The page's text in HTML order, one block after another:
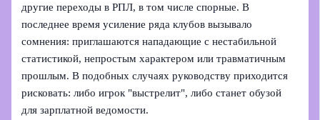
другие переходы в РПЛ, в том числе спорные. В
последнее время усиление ряда клубов вызывало
сомнения: приглашаются нападающие с нестабильной
статистикой, непростым характером или травматичным
прошлым. В подобных случаях руководству приходится
рисковать: либо игрок "выстрелит", либо станет обузой
для зарплатной ведомости.